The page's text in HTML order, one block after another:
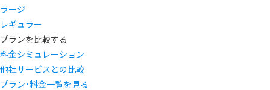
ラージ
レギュラー
プランを比較する
料金シミュレーション
他社サービスとの比較
プラン・料金一覧を見る